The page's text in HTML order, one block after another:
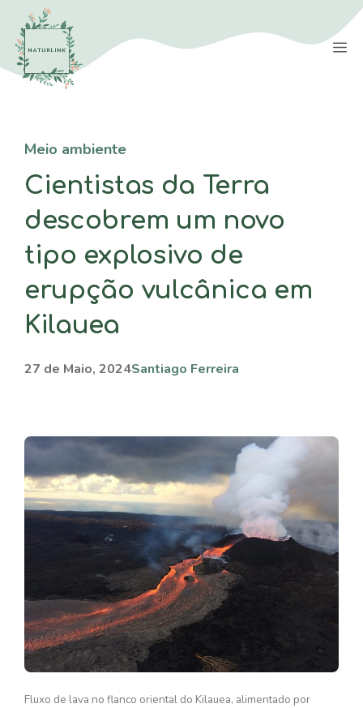
Saltar
para
conteúdo
Meio ambiente
Cientistas da Terra
descobrem um novo
tipo explosivo de
erupção vulcânica em
Kilauea
27 de Maio, 2024Santiago Ferreira
Fluxo de lava no flanco oriental do Kilauea, alimentado por